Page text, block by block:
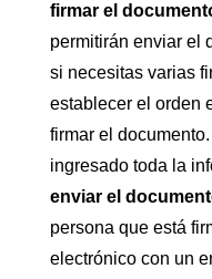
firmar el
permitirán enviar el
si necesitas varias
establecer el orden
firmar el
ingresado toda la
enviar el
persona que está
electrónico con un